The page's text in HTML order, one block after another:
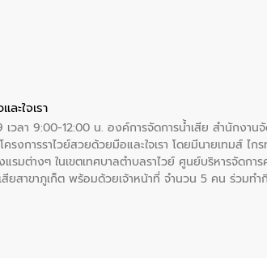
ะใจเรา
ลา 9:00-12:00 น. องค์การจัดการน้ำเสีย สำนักงาน
ครงการราไวย์สวยด้วยมือและใจเรา โดยมีนายเทมส์ ไ
แรมต่างๆ ในเขตเทศบาลตำบลราไวย์ ศูนย์บริหารจัดก
สียสาขาภูเก็ต พร้อมด้วยเจ้าหน้าที่ จำนวน 5 คน ร่วม
ตำบลราไวย์ อำเภอเมือง จังหวัดภูเก็ต